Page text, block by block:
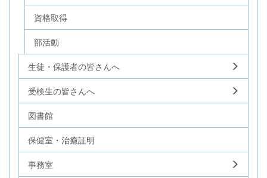
資格取得
部活動
生徒・保護者の皆さんへ
受検生の皆さんへ
図書館
保健室・治癒証明
事務室